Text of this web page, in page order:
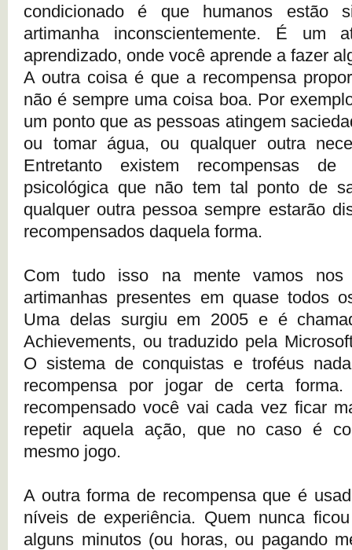
condicionado é que humanos estão
artimanha inconscientemente. É um
aprendizado, onde você aprende a fazer
A outra coisa é que a recompensa
não é sempre uma coisa boa. Por
um ponto que as pessoas atingem
ou tomar água, ou qualquer outra
Entretanto existem recompensas
psicológica que não tem tal ponto de
qualquer outra pessoa sempre estarão
recompensados daquela forma.
Com tudo isso na mente vamos nos
artimanhas presentes em quase todos
Uma delas surgiu em 2005 e é
Achievements, ou traduzido pela
O sistema de conquistas e troféus
recompensa por jogar de certa
recompensado você vai cada vez ficar
repetir aquela ação, que no caso é
mesmo jogo.
A outra forma de recompensa que é
níveis de experiência. Quem nunca
alguns minutos (ou horas, ou pagando